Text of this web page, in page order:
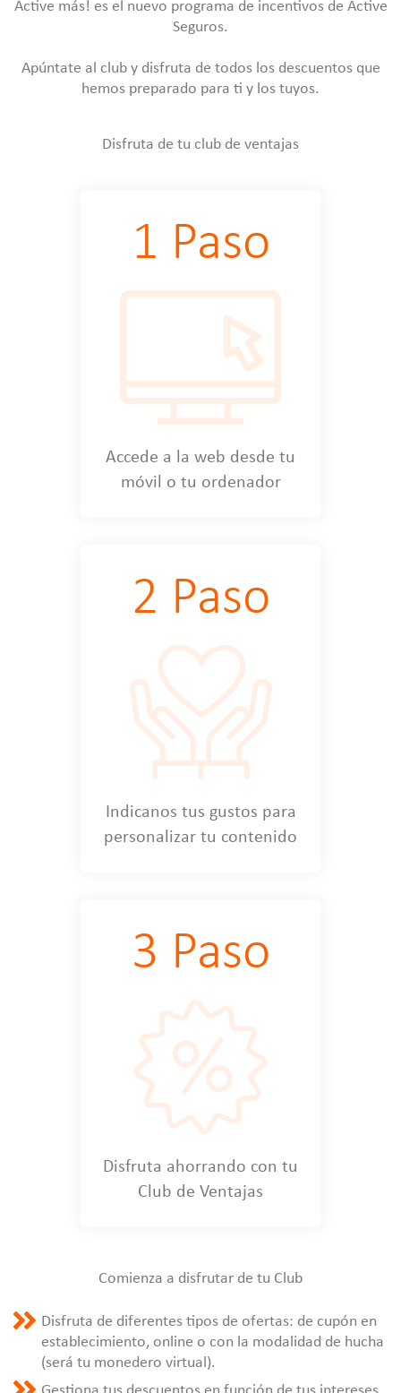
Active más! es el nuevo programa de incentivos de Active
Seguros.
Apúntate al club y disfruta de todos los descuentos que
hemos preparado para ti y los tuyos.
Disfruta de tu club de ventajas
1 Paso
Accede a la web desde tu
móvil o tu ordenador
2 Paso
Indicanos tus gustos para
personalizar tu contenido
3 Paso
Disfruta ahorrando con tu
Club de Ventajas
Comienza a disfrutar de tu Club
Disfruta de diferentes tipos de ofertas: de cupón en
establecimiento, online o con la modalidad de hucha
(será tu monedero virtual).